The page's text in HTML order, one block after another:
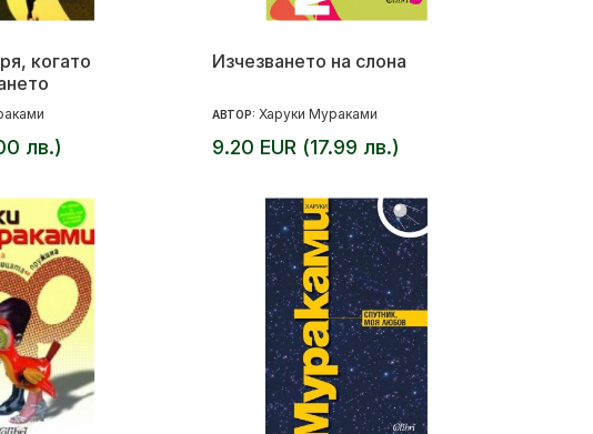
когато
лв.)
Изчезването на слона
АВТОР: Харуки Мураками
9.20 EUR (17.99 лв.)